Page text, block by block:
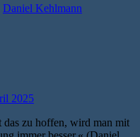
Daniel Kehlmann
2025
das zu hoffen, wird man mit